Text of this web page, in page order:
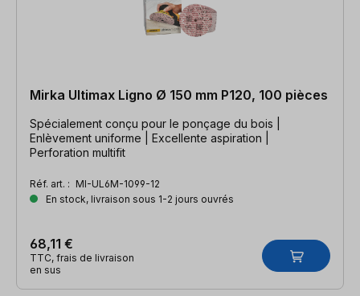
Mirka Ultimax Ligno Ø 150 mm P120, 100 pièces
Spécialement conçu pour le ponçage du bois |
Enlèvement uniforme | Excellente aspiration |
Perforation multifit
Réf. art. : MI-UL6M-1099-12
En stock, livraison sous 1-2 jours ouvrés
68,11 €
TTC, frais de livraison
en sus